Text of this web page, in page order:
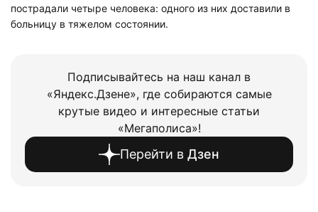
пострадали четыре человека: одного из них доставили в
больницу в тяжелом состоянии.
Подписывайтесь на наш канал в
«Яндекс.Дзене», где собираются самые
крутые видео и интересные статьи
«Мегаполиса»!
Перейти в Дзен